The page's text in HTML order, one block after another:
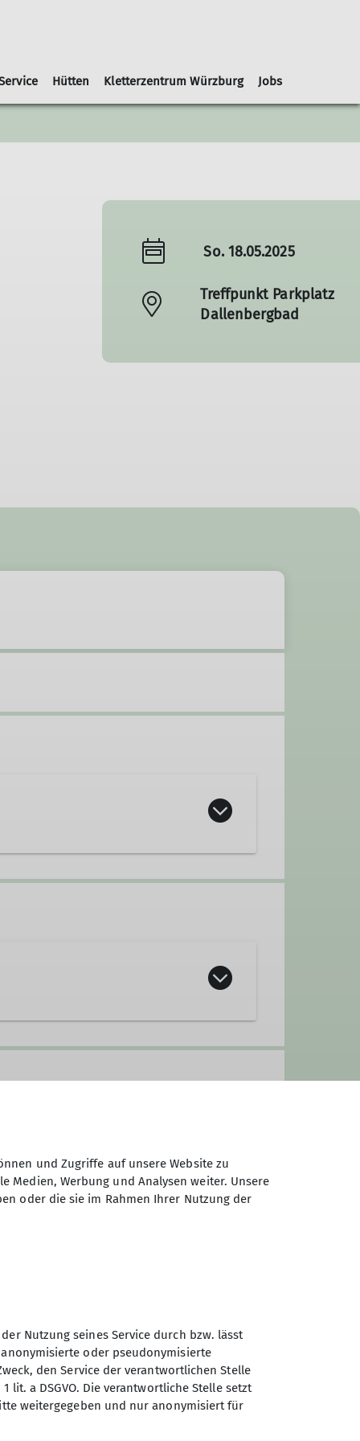
Organigramm Geschäftsstelle
Sportangebote Winter Kontakt
Kontakt
Vorträge Alpenvereinaktiv
Hütten
von-Edel-Hütte
Kletterzentrum Würzburg
Fragen Anfahrt Kontakt Gutscheine
Jobs
So. 18.05.2025
Treffpunkt Parkplatz
Dallenbergbad
Sektion Würzburg des
Deutschen Alpenvereins e.V.
Weißenburgstraße 59a
und Zugriffe auf unsere Website zu
Medien, Werbung und Analysen weiter. Unsere
oder die sie im Rahmen Ihrer Nutzung der
Nutzung seines Service durch bzw. lässt
oder pseudonymisierte
den Service der verantwortlichen Stelle
a DSGVO. Die verantwortliche Stelle setzt
weitergegeben und nur anonymisiert für